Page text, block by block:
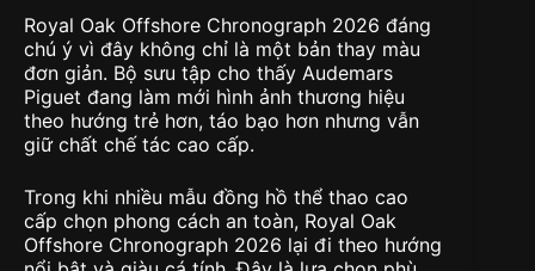
Royal Oak Offshore Chronograph 2026 đáng
chú ý vì đây không chỉ là một bản thay màu
đơn giản. Bộ sưu tập cho thấy Audemars
Piguet đang làm mới hình ảnh thương hiệu
theo hướng trẻ hơn, táo bạo hơn nhưng vẫn
giữ chất chế tác cao cấp.
Trong khi nhiều mẫu đồng hồ thể thao cao
cấp chọn phong cách an toàn, Royal Oak
Offshore Chronograph 2026 lại đi theo hướng